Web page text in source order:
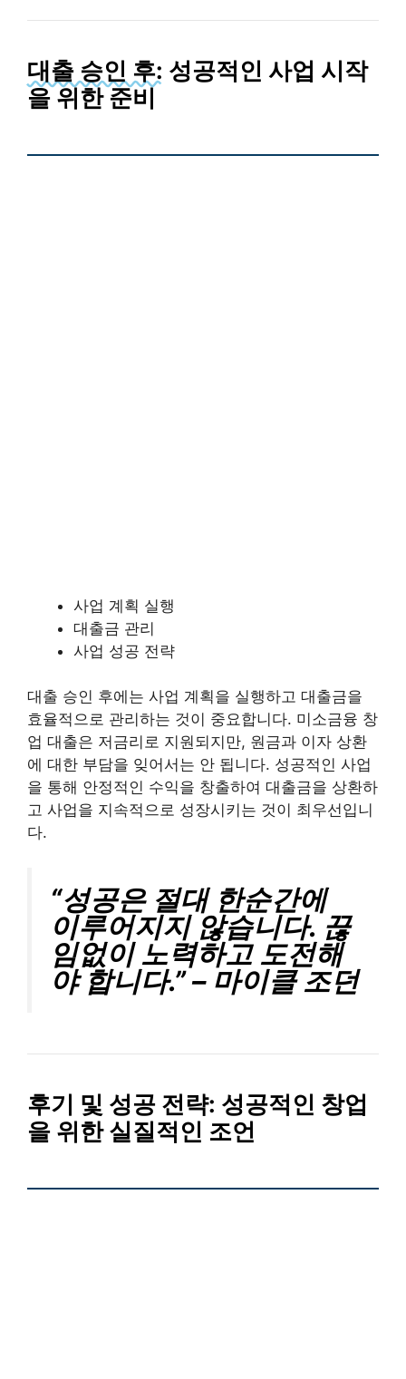
대출 승인 후: 성공적인 사업 시작
을 위한 준비
사업 계획 실행
대출금 관리
사업 성공 전략
대출 승인 후에는 사업 계획을 실행하고 대출금을
효율적으로 관리하는 것이 중요합니다. 미소금융 창
업 대출은 저금리로 지원되지만, 원금과 이자 상환
에 대한 부담을 잊어서는 안 됩니다. 성공적인 사업
을 통해 안정적인 수익을 창출하여 대출금을 상환하
고 사업을 지속적으로 성장시키는 것이 최우선입니
다.
“성공은 절대 한순간에
이루어지지 않습니다. 끊
임없이 노력하고 도전해
야 합니다.” – 마이클 조던
후기 및 성공 전략: 성공적인 창업
을 위한 실질적인 조언